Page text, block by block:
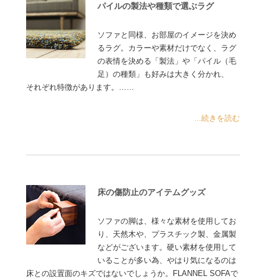
パイルの製法や種類で選ぶラグ
ソファと同様、お部屋のイメージを決め
るラグ。カラーや素材だけでなく、ラグ
の表情を決める「製法」や「パイル（毛
足）の種類」も好みは大きく分かれ、
それぞれ特徴があります。……
...続きを読む
床の傷防止のアイテムグッズ
ソファの脚は、様々な素材を使用してお
り、天然木や、プラスチック製、金属製
などがございます。硬い素材を使用して
いることが多い為、やはり気になるのは
床との設置面のキズではないでしょうか。FLANNEL SOFAで